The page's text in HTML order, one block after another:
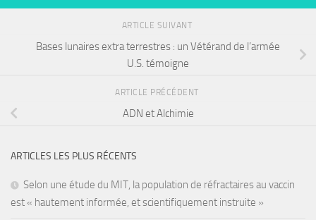
ARTICLE SUIVANT
Bases lunaires extra terrestres : un Vétérand de l’armée
U.S. témoigne
ARTICLE PRÉCÉDENT
ADN et Alchimie
ARTICLES LES PLUS RÉCENTS
Selon une étude du MIT, la population de réfractaires au vaccin
est « hautement informée, et scientifiquement instruite »